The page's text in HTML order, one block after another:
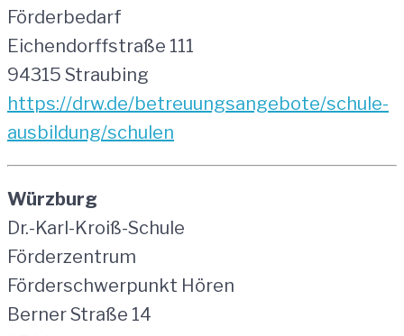
Förderbedarf
Eichendorffstraße 111
94315 Straubing
https://drw.de/betreuungsangebote/schule-
ausbildung/schulen
Würzburg
Dr.-Karl-Kroiß-Schule
Förderzentrum
Förderschwerpunkt Hören
Berner Straße 14